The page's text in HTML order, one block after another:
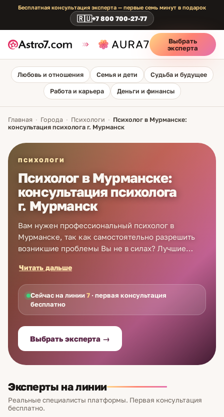
Бесплатная консультация эксперта — первые семь минут в подарок
🇷🇺+7 800 700-27-77
Выбрать
эксперта
Любовь и отношения Семья и дети Судьба и будущее
Работа и карьера Деньги и финансы
Главная · Города · Психологи · Психолог в Мурманске:
консультация психолога г. Мурманск
ПСИХОЛОГИ
Психолог в Мурманске:
консультация психолога
г. Мурманск
Вам нужен профессиональный психолог в
Мурманске, так как самостоятельно разрешить
возникшие проблемы Вы не в силах? Лучшие
кому нужна их помощь. Для получения
консультации Вам не нужна личная встреча.
Услуги психолога в Мурманске осуществляются
по указанным на нашем онлайн-сервисе по
телефону и прямо на сайте. Мы гарантируем что
на вопросы отвечают только самые хорошие
психологи в Мурманске. Не миритесь с
психологическими проблемами, ведь их есть
кому решить!
Читать дальше
Сейчас на линии7 · первая консультация
бесплатно
Выбрать эксперта →
Эксперты на линии
Реальные специалисты платформы. Первая консультация
бесплатно.